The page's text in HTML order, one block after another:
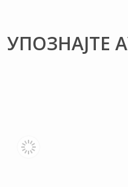
УПОЗНАЈТЕ